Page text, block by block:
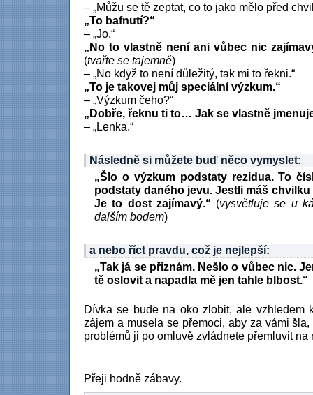
– „Můžu se tě zeptat, co to jako mělo před
„To bafnutí?“
– „Jo.“
„No to vlastně není ani vůbec nic
(tvařte se tajemně)
– „No když to není důležitý, tak mi to řekni.“
„To je takovej můj speciální výzkum.“
– „Výzkum čeho?“
„Dobře, řeknu ti to… Jak se vlastně
– „Lenka.“
Následně si můžete buď něco vymyslet:
„Šlo o výzkum podstaty rezidua. To
podstaty daného jevu. Jestli máš
Je to dost zajímavý.“ (vysvětluje se u
dalším bodem)
a nebo říct pravdu, což je nejlepší:
„Tak já se přiznám. Nešlo o vůbec nic.
tě oslovit a napadla mě jen tahle blbost.“
Dívka se bude na oko zlobit, ale vzhledem
zájem a musela se přemoci, aby za vámi
problémů ji po omluvě zvládnete přemluvit na
Přeji hodně zábavy.